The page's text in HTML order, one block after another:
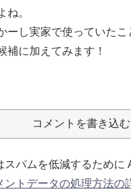
ね。
ーし実家で使っていた
補に加えてみます！
コメントを書き込む
スパムを低減するために
ントデータの処理方法の